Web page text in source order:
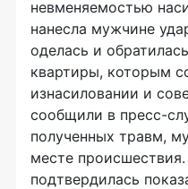
невменяемостью
нанесла мужчине
оделась и
квартиры, которым
изнасиловании и
сообщили в пресс-
полученных травм,
месте
подтвердилась